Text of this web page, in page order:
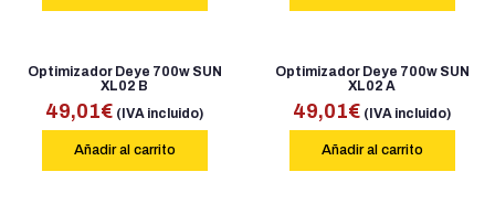
Optimizador Deye 700w SUN
XL02 B
49,01€ (IVA incluido)
Añadir al carrito
Optimizador Deye 700w SUN
XL02 A
49,01€ (IVA incluido)
Añadir al carrito